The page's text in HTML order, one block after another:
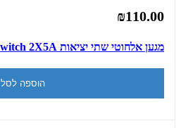
₪110.00
מגען אלחוטי שתי יציאות QuickSwitch 2X5A
הוספה לסל